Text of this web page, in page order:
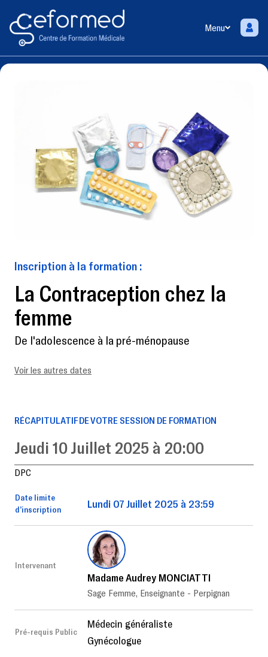
Menu
Inscription à la formation :
La Contraception chez la
femme
De l'adolescence à la pré-ménopause
Voir les autres dates
RÉCAPITULATIF DE VOTRE SESSION DE FORMATION
Jeudi 10 Juillet 2025 à 20:00
DPC
Date limite
d’inscription
Lundi 07 Juillet 2025 à 23:59
Intervenant
Madame Audrey MONCIATTI
Sage Femme, Enseignante - Perpignan
Pré-requis Public
Médecin généraliste
Gynécologue